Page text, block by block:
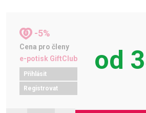
-5%
Cena pro členy
e-potisk GiftClub
Přihlásit
Registrovat
od